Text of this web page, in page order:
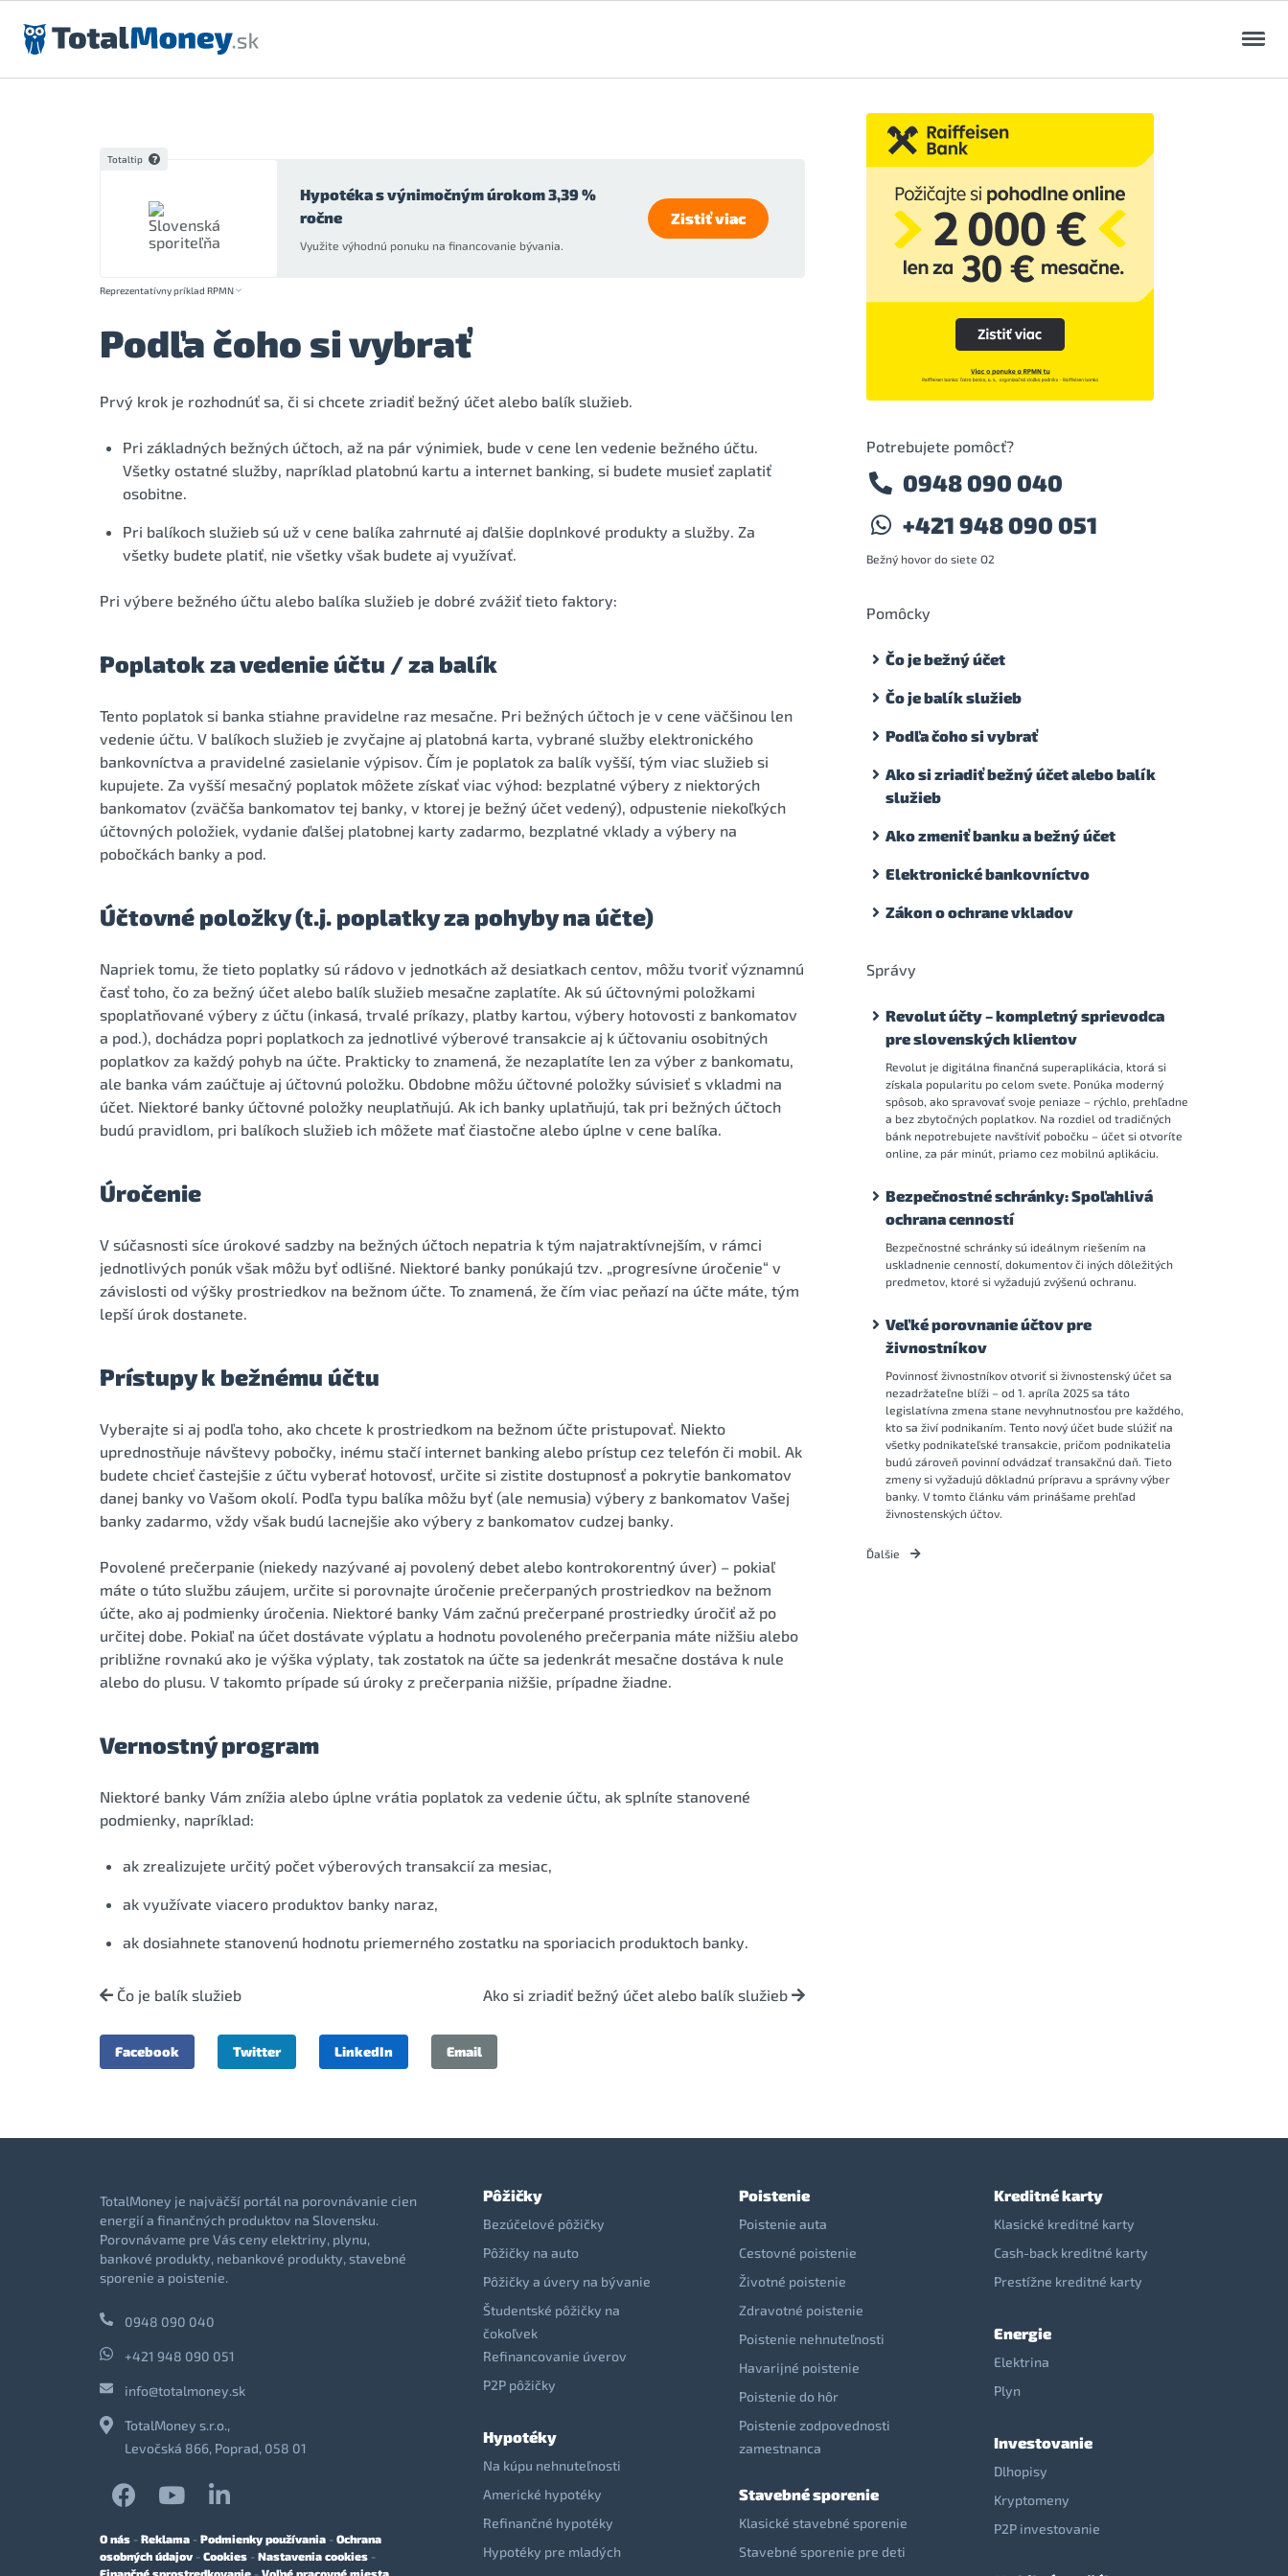
Preskočiť na obsah
Totaltip
Hypotéka s výnimočným úrokom 3,39 %
ročne
Využite výhodnú ponuku na financovanie bývania.
Zistiť viac
Reprezentatívny príklad RPMN
Podľa čoho si vybrať
Prvý krok je rozhodnúť sa, či si chcete zriadiť bežný účet alebo balík služieb.
Pri základných bežných účtoch, až na pár výnimiek, bude v cene len vedenie bežného účtu.
Všetky ostatné služby, napríklad platobnú kartu a internet banking, si budete musieť zaplatiť
osobitne.
Pri balíkoch služieb sú už v cene balíka zahrnuté aj ďalšie doplnkové produkty a služby. Za
všetky budete platiť, nie všetky však budete aj využívať.
Pri výbere bežného účtu alebo balíka služieb je dobré zvážiť tieto faktory:
Poplatok za vedenie účtu / za balík
Tento poplatok si banka stiahne pravidelne raz mesačne. Pri bežných účtoch je v cene väčšinou len
vedenie účtu. V balíkoch služieb je zvyčajne aj platobná karta, vybrané služby elektronického
bankovníctva a pravidelné zasielanie výpisov. Čím je poplatok za balík vyšší, tým viac služieb si
kupujete. Za vyšší mesačný poplatok môžete získať viac výhod: bezplatné výbery z niektorých
bankomatov (zväčša bankomatov tej banky, v ktorej je bežný účet vedený), odpustenie niekoľkých
účtovných položiek, vydanie ďalšej platobnej karty zadarmo, bezplatné vklady a výbery na
pobočkách banky a pod.
Účtovné položky (t.j. poplatky za pohyby na účte)
Napriek tomu, že tieto poplatky sú rádovo v jednotkách až desiatkach centov, môžu tvoriť významnú
časť toho, čo za bežný účet alebo balík služieb mesačne zaplatíte. Ak sú účtovnými položkami
spoplatňované výbery z účtu (inkasá, trvalé príkazy, platby kartou, výbery hotovosti z bankomatov
a pod.), dochádza popri poplatkoch za jednotlivé výberové transakcie aj k účtovaniu osobitných
poplatkov za každý pohyb na účte. Prakticky to znamená, že nezaplatíte len za výber z bankomatu,
ale banka vám zaúčtuje aj účtovnú položku. Obdobne môžu účtovné položky súvisieť s vkladmi na
účet. Niektoré banky účtovné položky neuplatňujú. Ak ich banky uplatňujú, tak pri bežných účtoch
budú pravidlom, pri balíkoch služieb ich môžete mať čiastočne alebo úplne v cene balíka.
Úročenie
V súčasnosti síce úrokové sadzby na bežných účtoch nepatria k tým najatraktívnejším, v rámci
jednotlivých ponúk však môžu byť odlišné. Niektoré banky ponúkajú tzv. „progresívne úročenie“ v
závislosti od výšky prostriedkov na bežnom účte. To znamená, že čím viac peňazí na účte máte, tým
lepší úrok dostanete.
Prístupy k bežnému účtu
Vyberajte si aj podľa toho, ako chcete k prostriedkom na bežnom účte pristupovať. Niekto
uprednostňuje návštevy pobočky, inému stačí internet banking alebo prístup cez telefón či mobil. Ak
budete chcieť častejšie z účtu vyberať hotovosť, určite si zistite dostupnosť a pokrytie bankomatov
danej banky vo Vašom okolí. Podľa typu balíka môžu byť (ale nemusia) výbery z bankomatov Vašej
banky zadarmo, vždy však budú lacnejšie ako výbery z bankomatov cudzej banky.
Povolené prečerpanie (niekedy nazývané aj povolený debet alebo kontrokorentný úver) – pokiaľ
máte o túto službu záujem, určite si porovnajte úročenie prečerpaných prostriedkov na bežnom
účte, ako aj podmienky úročenia. Niektoré banky Vám začnú prečerpané prostriedky úročiť až po
určitej dobe. Pokiaľ na účet dostávate výplatu a hodnotu povoleného prečerpania máte nižšiu alebo
približne rovnakú ako je výška výplaty, tak zostatok na účte sa jedenkrát mesačne dostáva k nule
alebo do plusu. V takomto prípade sú úroky z prečerpania nižšie, prípadne žiadne.
Vernostný program
Niektoré banky Vám znížia alebo úplne vrátia poplatok za vedenie účtu, ak splníte stanovené
podmienky, napríklad:
ak zrealizujete určitý počet výberových transakcií za mesiac,
ak využívate viacero produktov banky naraz,
ak dosiahnete stanovenú hodnotu priemerného zostatku na sporiacich produktoch banky.
Čo je balík služieb Ako si zriadiť bežný účet alebo balík služieb
Facebook Twitter LinkedIn Email
Potrebujete pomôcť?
0948 090 040
+421 948 090 051
Bežný hovor do siete O2
Pomôcky
Čo je bežný účet
Čo je balík služieb
Podľa čoho si vybrať
Ako si zriadiť bežný účet alebo balík
služieb
Ako zmeniť banku a bežný účet
Elektronické bankovníctvo
Zákon o ochrane vkladov
Správy
Revolut účty – kompletný sprievodca
pre slovenských klientov
Revolut je digitálna finančná superaplikácia, ktorá si
získala popularitu po celom svete. Ponúka moderný
spôsob, ako spravovať svoje peniaze – rýchlo, prehľadne
a bez zbytočných poplatkov. Na rozdiel od tradičných
bánk nepotrebujete navštíviť pobočku – účet si otvoríte
online, za pár minút, priamo cez mobilnú aplikáciu.
Bezpečnostné schránky: Spoľahlivá
ochrana cenností
Bezpečnostné schránky sú ideálnym riešením na
uskladnenie cenností, dokumentov či iných dôležitých
predmetov, ktoré si vyžadujú zvýšenú ochranu.
Veľké porovnanie účtov pre
živnostníkov
Povinnosť živnostníkov otvoriť si živnostenský účet sa
nezadržateľne blíži – od 1. apríla 2025 sa táto
legislatívna zmena stane nevyhnutnosťou pre každého,
kto sa živí podnikaním. Tento nový účet bude slúžiť na
všetky podnikateľské transakcie, pričom podnikatelia
budú zároveň povinní odvádzať transakčnú daň. Tieto
zmeny si vyžadujú dôkladnú prípravu a správny výber
banky. V tomto článku vám prinášame prehľad
živnostenských účtov.
Ďalšie
Pôžičky
Bezúčelové pôžičky
Pôžičky na auto
Pôžičky a úvery na bývanie
Študentské pôžičky na
čokoľvek
Refinancovanie úverov
P2P pôžičky
Hypotéky
Na kúpu nehnuteľnosti
Americké hypotéky
Refinančné hypotéky
Hypotéky pre mladých
Poistenie
Poistenie auta
Cestovné poistenie
Životné poistenie
Zdravotné poistenie
Poistenie nehnuteľnosti
Havarijné poistenie
Poistenie do hôr
Poistenie zodpovednosti
zamestnanca
Stavebné sporenie
Klasické stavebné sporenie
Stavebné sporenie pre deti
Kreditné karty
Klasické kreditné karty
Cash-back kreditné karty
Prestížne kreditné karty
Energie
Elektrina
Plyn
Investovanie
Dlhopisy
Kryptomeny
P2P investovanie
TotalMoney je najväčší portál na porovnávanie cien
energií a finančných produktov na Slovensku.
Porovnávame pre Vás ceny elektriny, plynu,
bankové produkty, nebankové produkty, stavebné
sporenie a poistenie.
0948 090 040
+421 948 090 051
info@totalmoney.sk
TotalMoney s.r.o.,
Levočská 866, Poprad, 058 01
O nás - Reklama - Podmienky používania - Ochrana
osobných údajov - Cookies - Nastavenia cookies -
Finančné sprostredkovanie - Voľné pracovné miesta